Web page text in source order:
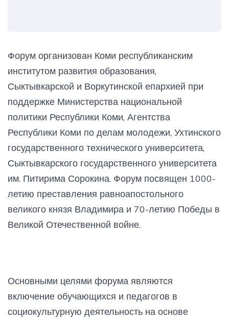
Форум организован Коми республиканским
институтом развития образования,
Сыктывкарской и Воркутинской епархией при
поддержке Министерства национальной
политики Республики Коми, Агентства
Республики Коми по делам молодежи, Ухтинского
государственного технического университета,
Сыктывкарского государственного университета
им. Питирима Сорокина. Форум посвящен 1000-
летию преставления равноапостольного
великого князя Владимира и 70-летию Победы в
Великой Отечественной войне.
Основными целями форума являются
включение обучающихся и педагогов в
социокультурную деятельность на основе